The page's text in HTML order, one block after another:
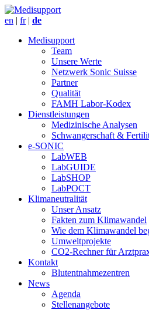
en | fr| de
Medisupport
Team
Unsere Werte
Netzwerk Sonic Suisse
Partner
Qualität
FAMH Labor-Kodex
Dienstleistungen
Medizinische Analysen
Schwangerschaft &
e-SONIC
LabWEB
LabGUIDE
LabSHOP
LabPOCT
Klimaneutralität
Unser Ansatz
Fakten zum Klimawandel
Wie dem Klimawandel
Umweltprojekte
CO2-Rechner für
Kontakt
Blutentnahmezentren
News
Agenda
Stellenangebote